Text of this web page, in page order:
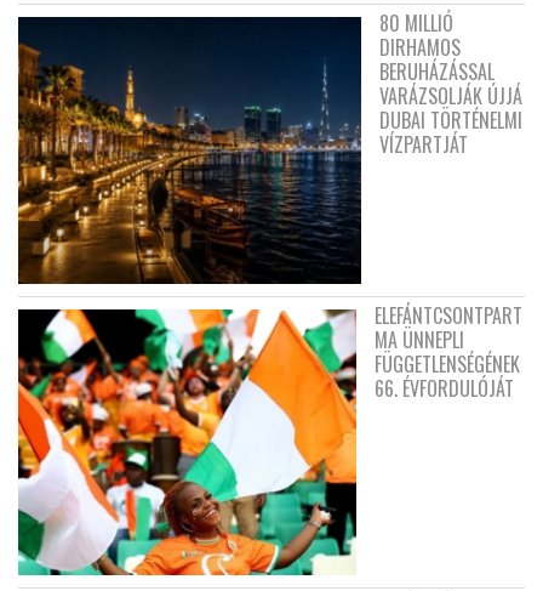
80 MILLIÓ
DIRHAMOS
BERUHÁZÁSSAL
VARÁZSOLJÁK ÚJJÁ
DUBAI TÖRTÉNELMI
VÍZPARTJÁT
ELEFÁNTCSONTPART
MA ÜNNEPLI
FÜGGETLENSÉGÉNEK
66. ÉVFORDULÓJÁT